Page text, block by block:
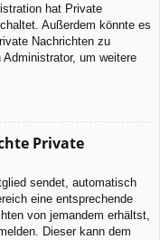
hat Private
Außerdem könnte es
Nachrichten zu
um weitere
Private
sendet, automatisch
eine entsprechende
von jemandem erhältst,
Dieser kann dem